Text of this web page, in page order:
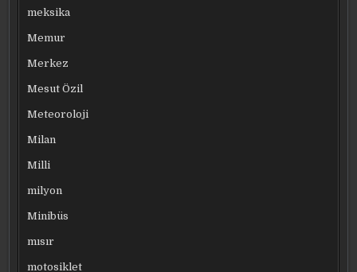
meksika
Memur
Merkez
Mesut Özil
Meteoroloji
Milan
Milli
milyon
Minibüs
mısır
motosiklet